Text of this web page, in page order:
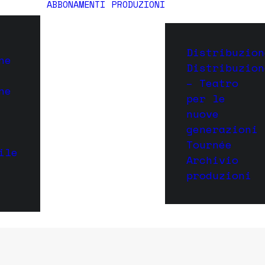
ABBONAMENTI PRODUZIONI
– Teatro
per le
nuove
generazioni
Tournée
Archivio
produzioni